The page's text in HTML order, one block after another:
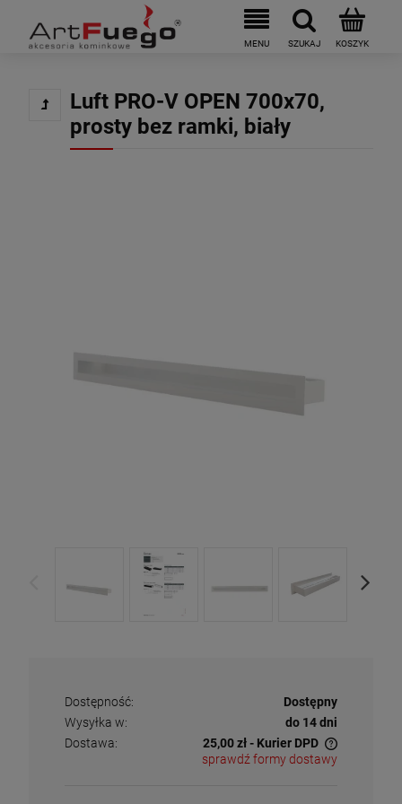
Luft PRO-V OPEN 700x70,
prosty bez ramki, biały
Dostępność:
Dostępny
Wysyłka w:
do 14 dni
Dostawa:
25,00 zł- Kurier DPD
Cena nie zawiera ewentualnych kosztów płatności
sprawdź formy dostawy